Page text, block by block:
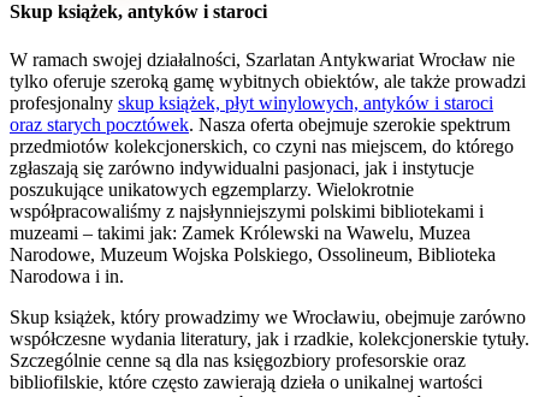
Skup książek, antyków i staroci
W ramach swojej działalności, Szarlatan Antykwariat Wrocław nie
tylko oferuje szeroką gamę wybitnych obiektów, ale także prowadzi
profesjonalny skup książek, płyt winylowych, antyków i staroci
oraz starych pocztówek. Nasza oferta obejmuje szerokie spektrum
przedmiotów kolekcjonerskich, co czyni nas miejscem, do którego
zgłaszają się zarówno indywidualni pasjonaci, jak i instytucje
poszukujące unikatowych egzemplarzy. Wielokrotnie
współpracowaliśmy z najsłynniejszymi polskimi bibliotekami i
muzeami – takimi jak: Zamek Królewski na Wawelu, Muzea
Narodowe, Muzeum Wojska Polskiego, Ossolineum, Biblioteka
Narodowa i in.
Skup książek, który prowadzimy we Wrocławiu, obejmuje zarówno
współczesne wydania literatury, jak i rzadkie, kolekcjonerskie tytuły.
Szczególnie cenne są dla nas księgozbiory profesorskie oraz
bibliofilskie, które często zawierają dzieła o unikalnej wartości